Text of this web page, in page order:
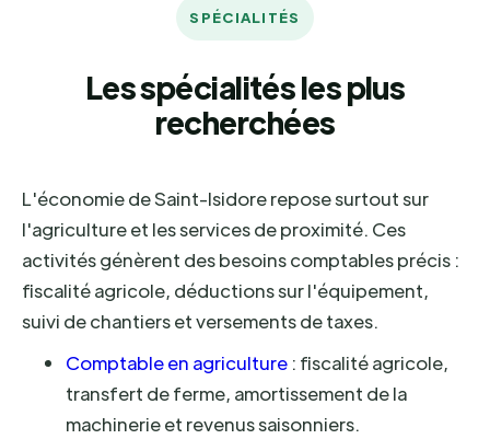
SPÉCIALITÉS
Les spécialités les plus
recherchées
L'économie de Saint-Isidore repose surtout sur
l'agriculture et les services de proximité. Ces
activités génèrent des besoins comptables précis :
fiscalité agricole, déductions sur l'équipement,
suivi de chantiers et versements de taxes.
Comptable en agriculture : fiscalité agricole,
transfert de ferme, amortissement de la
machinerie et revenus saisonniers.